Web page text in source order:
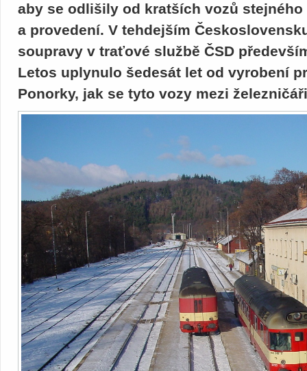
aby se odlišily od kratších vozů
a provedení. V tehdejším
soupravy v traťové službě ČSD
Letos uplynulo šedesát let od vyrobení
Ponorky, jak se tyto vozy mezi